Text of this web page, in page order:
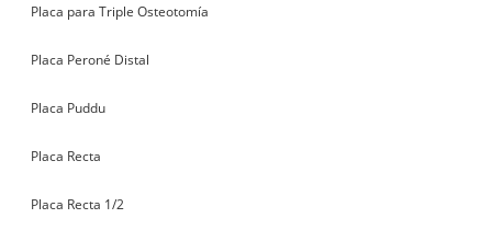
Placa para Triple Osteotomía
Placa Peroné Distal
Placa Puddu
Placa Recta
Placa Recta 1/2